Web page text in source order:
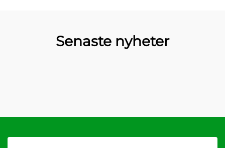
Senaste nyheter